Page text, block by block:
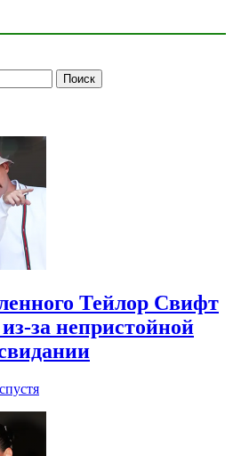
Тейлор Свифт
за непристойной